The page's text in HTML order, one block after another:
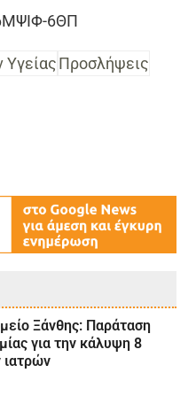
6ΘΠ
ΥγείαςΠροσλήψεις
Ξάνθης: Παράταση
για την κάλυψη 8